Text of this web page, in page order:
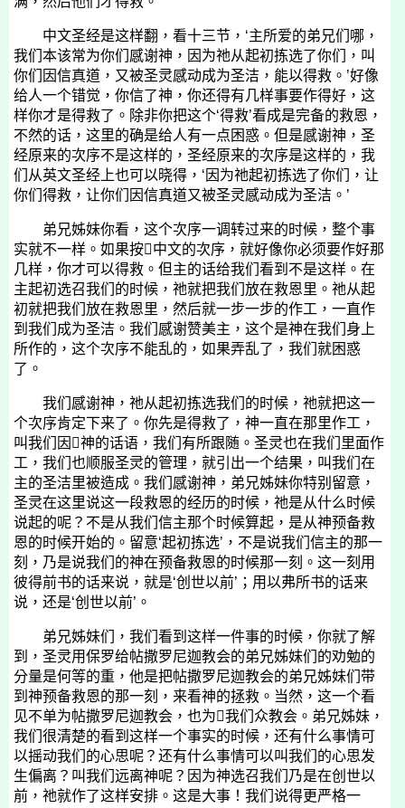
中文圣经是这样翻，看十三节，‘主所爱的弟兄们哪，
我们本该常为你们感谢神，因为祂从起初拣选了你们，叫
你们因信真道，又被圣灵感动成为圣洁，能以得救。’好像
给人一个错觉，你信了神，你还得有几样事要作得好，这
样你才是得救了。除非你把这个‘得救’看成是完备的救恩，
不然的话，这里的确是给人有一点困惑。但是感谢神，圣
经原来的次序不是这样的，圣经原来的次序是这样的，我
们从英文圣经上也可以晓得，‘因为祂起初拣选了你们，让
你们得救，让你们因信真道又被圣灵感动成为圣洁。’
弟兄姊妹你看，这个次序一调转过来的时候，整个事
实就不一样。如果按中文的次序，就好像你必须要作好那
几样，你才可以得救。但主的话给我们看到不是这样。在
主起初选召我们的时候，祂就把我们放在救恩里。祂从起
初就把我们放在救恩里，然后就一步一步的作工，一直作
到我们成为圣洁。我们感谢赞美主，这个是神在我们身上
所作的，这个次序不能乱的，如果弄乱了，我们就困惑
了。
我们感谢神，祂从起初拣选我们的时候，祂就把这一
个次序肯定下来了。你先是得救了，神一直在那里作工，
叫我们因神的话语，我们有所跟随。圣灵也在我们里面作
工，我们也顺服圣灵的管理，就引出一个结果，叫我们在
主的圣洁里被造成。我们感谢神，弟兄姊妹你特别留意，
圣灵在这里说这一段救恩的经历的时候，祂是从什么时候
说起的呢？不是从我们信主那个时候算起，是从神预备救
恩的时候开始的。留意‘起初拣选’，不是说我们信主的那一
刻，乃是说我们的神在预备救恩的时候那一刻。这一刻用
彼得前书的话来说，就是‘创世以前’；用以弗所书的话来
说，还是‘创世以前’。
弟兄姊妹们，我们看到这样一件事的时候，你就了解
到，圣灵用保罗给帖撒罗尼迦教会的弟兄姊妹们的劝勉的
分量是何等的重，他是把帖撒罗尼迦教会的弟兄姊妹们带
到神预备救恩的那一刻，来看神的拯救。当然，这一个看
见不单为帖撒罗尼迦教会，也为我们众教会。弟兄姊妹，
我们很清楚的看到这样一个事实的时候，还有什么事情可
以摇动我们的心思呢？还有什么事情可以叫我们的心思发
生偏离？叫我们远离神呢？因为神选召我们乃是在创世以
前，祂就作了这样安排。这是大事！我们说得更严格一